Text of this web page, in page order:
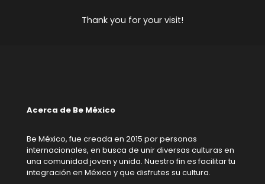
Thank you for your visit!
Acerca de Be México
Be México, fue creada en 2015 por personas
internacionales, en busca de unir diversas culturas en
una comunidad joven y unida. Nuestro fin es facilitar tu
integración en México y que disfrutes su cultura.